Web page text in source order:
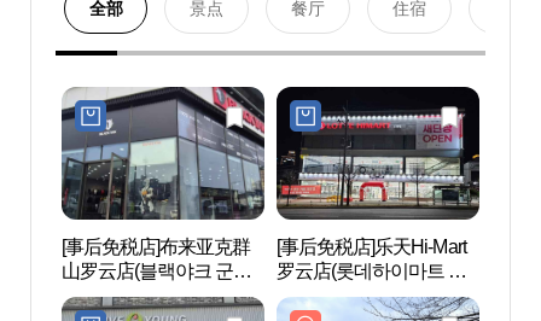
全部 景点 餐厅 住宿
[事后免税店]布来亚克群
山罗云店(블랙야크 군산
나운점)
[事后免税店]乐天Hi-Mart
罗云店(롯데하이마트 나
운점)